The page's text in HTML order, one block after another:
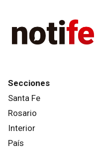
Secciones
Santa Fe
Rosario
Interior
País